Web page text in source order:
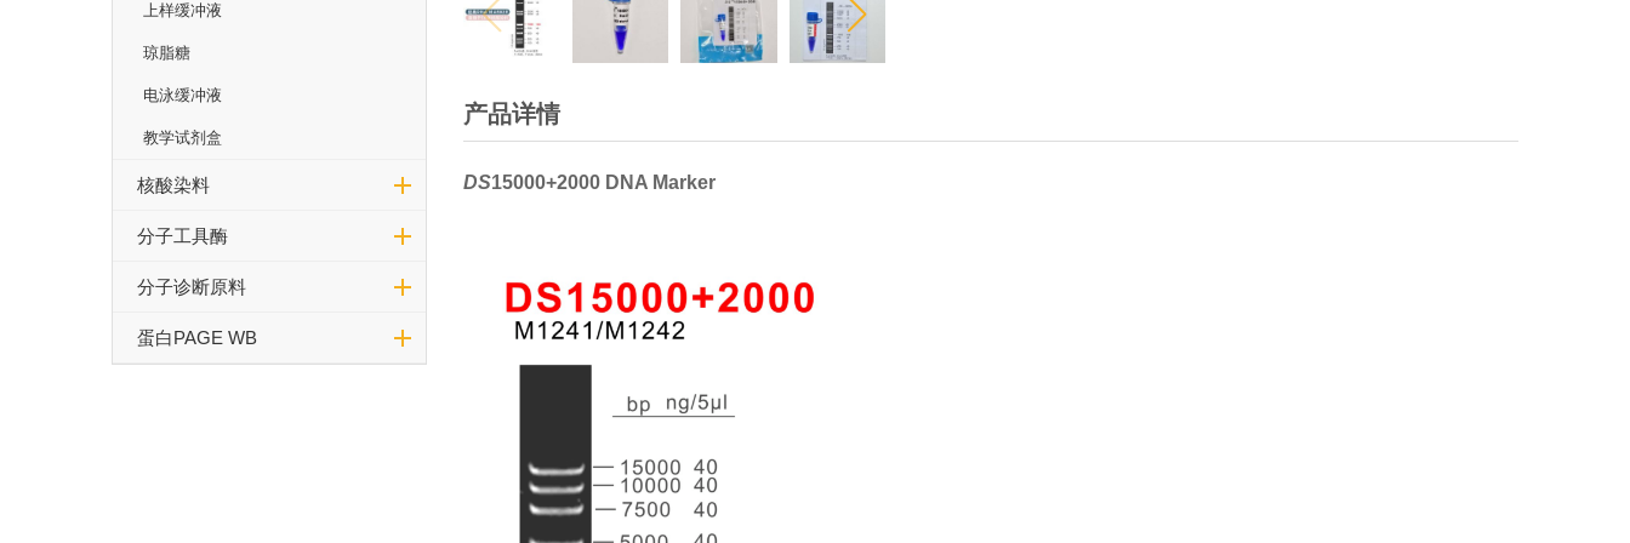
上样缓冲液
琼脂糖
电泳缓冲液
教学试剂盒
核酸染料
分子工具酶
分子诊断原料
蛋白PAGE WB
产品详情
DS15000+2000 DNA Marker